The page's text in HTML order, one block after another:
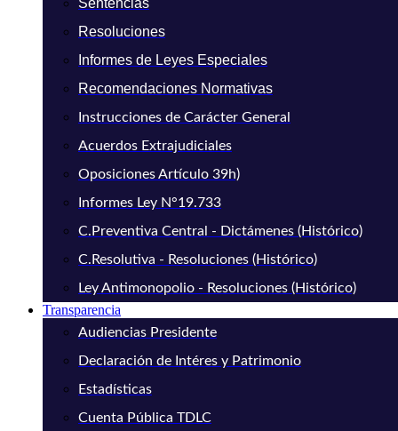
Sentencias
Resoluciones
Informes de Leyes Especiales
Recomendaciones Normativas
Instrucciones de Carácter General
Acuerdos Extrajudiciales
Oposiciones Artículo 39h)
Informes Ley N°19.733
C.Preventiva Central - Dictámenes (Histórico)
C.Resolutiva - Resoluciones (Histórico)
Ley Antimonopolio - Resoluciones (Histórico)
Transparencia
Audiencias Presidente
Declaración de Intéres y Patrimonio
Estadísticas
Cuenta Pública TDLC